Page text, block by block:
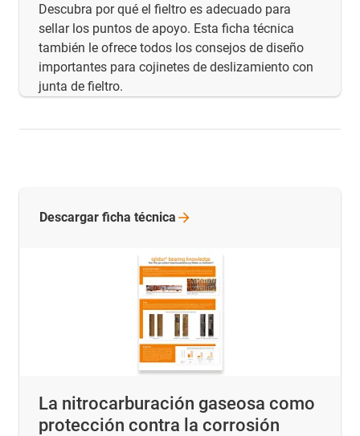
Descubra por qué el fieltro es adecuado para
sellar los puntos de apoyo. Esta ficha técnica
también le ofrece todos los consejos de diseño
importantes para cojinetes de deslizamiento con
junta de fieltro.
La nitrocarburación gaseosa como
protección contra la corrosión
Descargar ficha técnica